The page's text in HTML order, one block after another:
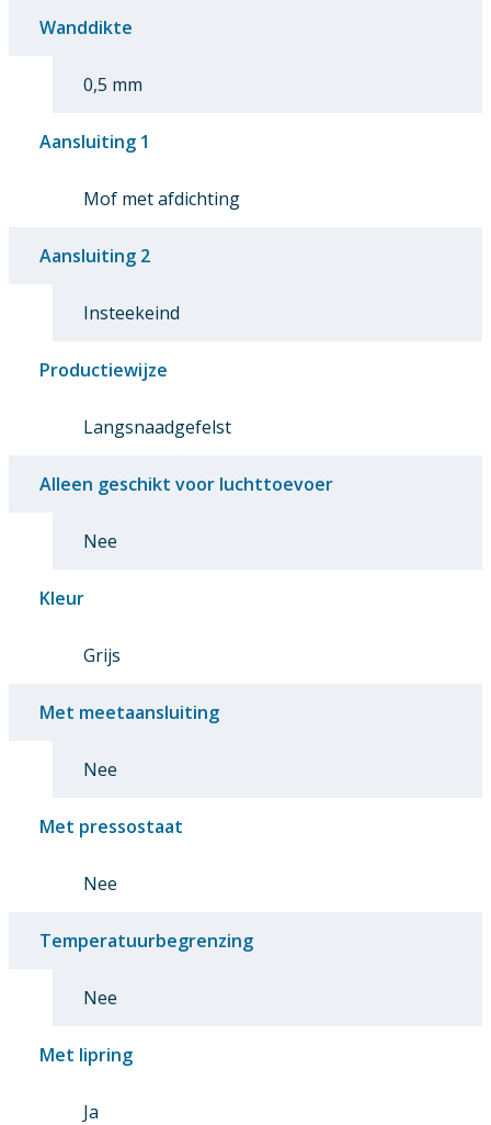
Wanddikte
0,5 mm
Aansluiting 1
Mof met afdichting
Aansluiting 2
Insteekeind
Productiewijze
Langsnaadgefelst
Alleen geschikt voor luchttoevoer
Nee
Kleur
Grijs
Met meetaansluiting
Nee
Met pressostaat
Nee
Temperatuurbegrenzing
Nee
Met lipring
Ja